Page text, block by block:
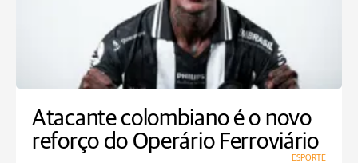
Atacante colombiano é o novo
reforço do Operário Ferroviário
ESPORTE